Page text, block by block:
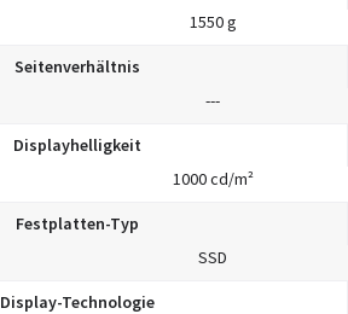
1550 g
Seitenverhältnis
---
Displayhelligkeit
1000 cd/m²
Festplatten-Typ
SSD
Display-Technologie